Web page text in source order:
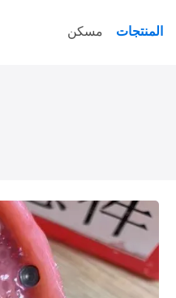
مسكن المنتجات